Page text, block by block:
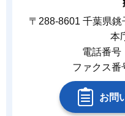
〒288-8601 千葉県
本
電話番号
ファクス番
お問